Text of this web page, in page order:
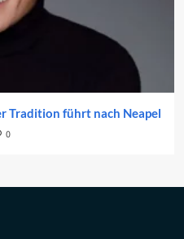
Tradition führt nach Neapel
0